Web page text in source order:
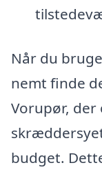
Når du
nemt finde
Vorupør, der
budget.